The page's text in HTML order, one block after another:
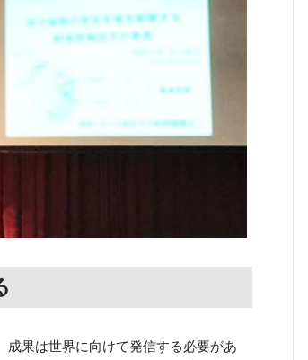
果は世界に向けて発信する必要があ